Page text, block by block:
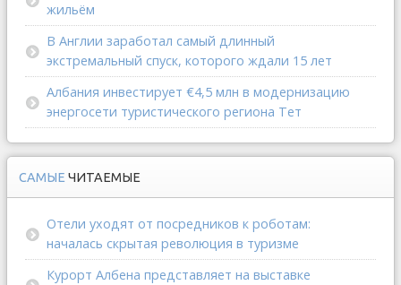
жильём
В Англии заработал самый длинный
экстремальный спуск, которого ждали 15 лет
Албания инвестирует €4,5 млн в модернизацию
энергосети туристического региона Тет
САМЫЕ ЧИТАЕМЫЕ
Отели уходят от посредников к роботам:
началась скрытая революция в туризме
Курорт Албена представляет на выставке